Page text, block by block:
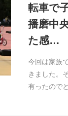
転車で
播磨中
た感…
今回は家族
きました。
有ったので